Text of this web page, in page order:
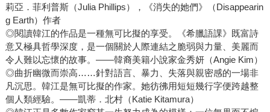
莉亞．菲利普斯（Julia Phillips），《消失的她們》（Disappearin
g Earth）作者
◎閱讀韓江的作品是一種無可比擬的享受。《希臘語課》既富詩
意又極具哲學深度，是一個關於人際連結之脆弱與力量、美麗而
令人難以忘懷的故事。――韓裔美籍小說家金秀妍（Angie Kim）
◎曲折幽微而崇高……針對語言、暴力、失落與親密感的一場非
凡沉思。韓江是無可比擬的作家。她彷彿用短短幾行字便跨越整
個人類經驗。――凱蒂．北村（Katie Kitamura）